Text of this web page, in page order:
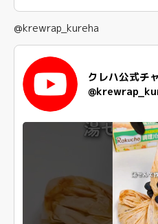
@krewrap_kureha
クレハ公式チ